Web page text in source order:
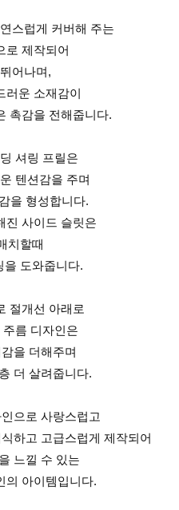
스럽게 커버해 주는
로 제작되어
어나며,
러운 소재감이
촉감을 전해줍니다.
셔링 프릴은
텐션감을 주며
을 형성합니다.
진 사이드 슬릿은
치할때
을 도와줍니다.
절개선 아래로
름 디자인은
을 더해주며
더 살려줍니다.
으로 사랑스럽고
하고 고급스럽게 제작되어
느낄 수 있는